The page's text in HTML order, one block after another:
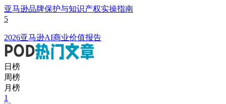
亚马逊品牌保护与知识产权实操指南
5
2026亚马逊AI商业价值报告
日榜
周榜
月榜
1